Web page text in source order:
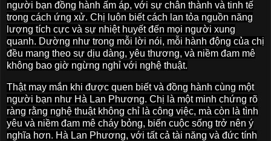
người bạn đồng hành ấm áp, với sự chân thành và tinh tế
trong cách ứng xử. Chị luôn biết cách lan tỏa nguồn năng
lượng tích cực và sự nhiệt huyết đến mọi người xung
quanh. Dường như trong mỗi lời nói, mỗi hành động của chị
đều mang theo sự dịu dàng, yêu thương, và niềm đam mê
không bao giờ ngừng nghỉ với nghệ thuật.
Thật may mắn khi được quen biết và đồng hành cùng một
người bạn như Hà Lan Phương. Chị là một minh chứng rõ
ràng rằng nghệ thuật không chỉ là công việc, mà còn là tình
yêu và niềm đam mê cháy bỏng, biến cuộc sống trở nên ý
nghĩa hơn. Hà Lan Phương, với tất cả tài năng và đức tính